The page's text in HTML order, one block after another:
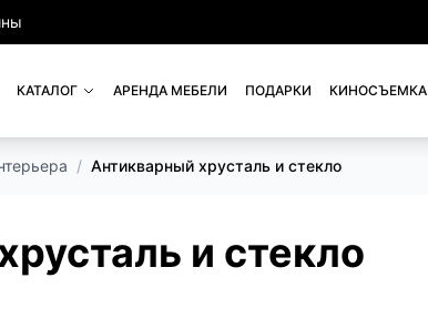
КАТАЛОГ АРЕНДА МЕБЕЛИ ПОДАРКИ КИНОСЪЕМКА
/ Антикварный хрусталь и стекло
и стекло